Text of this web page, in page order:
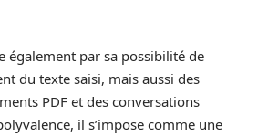
également par sa possibilité de
du texte saisi, mais aussi des
PDF et des conversations
il s’impose comme une